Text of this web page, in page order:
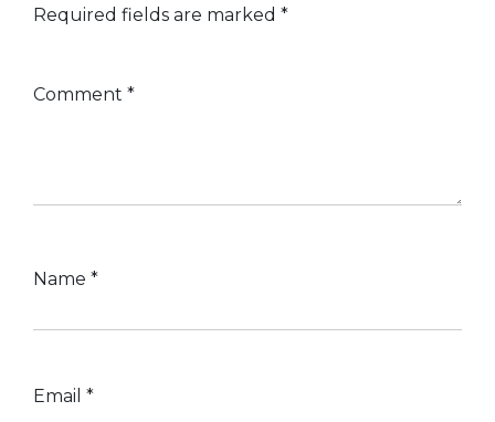
Required fields are marked *
Comment *
Name *
Email *